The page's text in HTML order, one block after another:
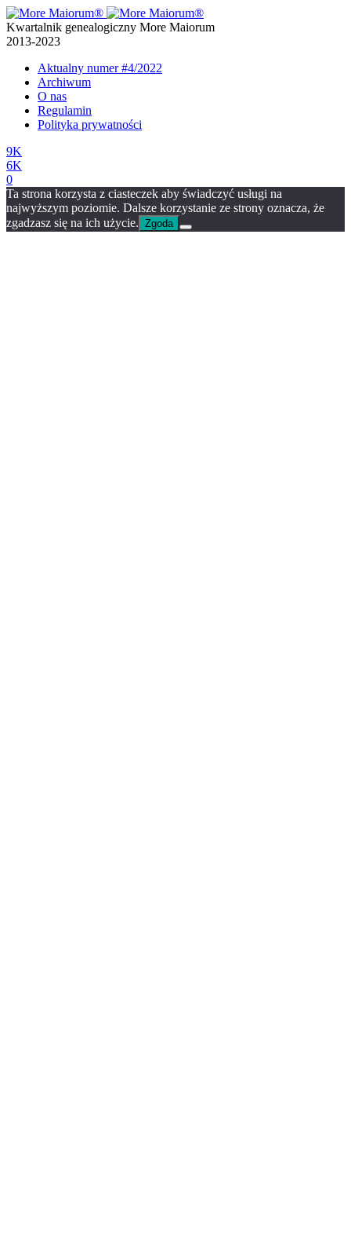
Kwartalnik genealogiczny More Maiorum
2013-2023
Aktualny numer#4/2022
Archiwum
O nas
Regulamin
Polityka prywatności
9K
6K
0
Ta strona korzysta z ciasteczek aby świadczyć usługi na
najwyższym poziomie. Dalsze korzystanie ze strony oznacza, że
zgadzasz się na ich użycie. Zgoda